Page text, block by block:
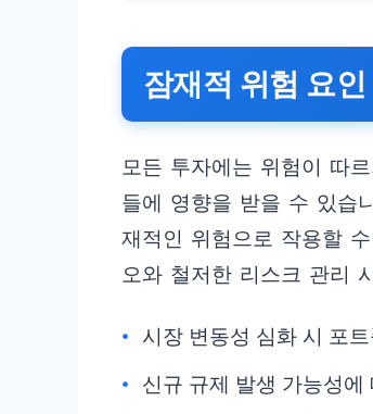
잠재적 위험 요인
모든 투자에는 위험이 따
들에 영향을 받을 수 있습
재적인 위험으로 작용할
오와 철저한 리스크 관리
시장 변동성 심화 시 포
신규 규제 발생 가능성